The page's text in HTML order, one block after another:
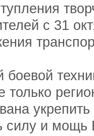
с 31
боевой
только
укрепить
силу и